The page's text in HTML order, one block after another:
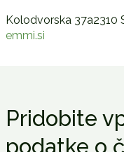
Kolodvorska 37a2310
emmi.si
Pridobite
podatke o